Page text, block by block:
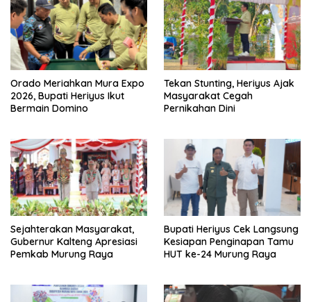
Orado Meriahkan Mura Expo
2026, Bupati Heriyus Ikut
Bermain Domino
Tekan Stunting, Heriyus Ajak
Masyarakat Cegah
Pernikahan Dini
Sejahterakan Masyarakat,
Gubernur Kalteng Apresiasi
Pemkab Murung Raya
Bupati Heriyus Cek Langsung
Kesiapan Penginapan Tamu
HUT ke-24 Murung Raya